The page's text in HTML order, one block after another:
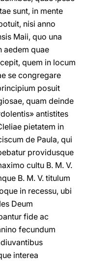
sunt, in mente
nisi anno
Maii, quo una
aedem quae
quem in locum
se congregare
posuit
quam deinde
antistites
pietatem in
de Paula, qui
providusque
cultu B. M. V.
B. M. V. titulum
in recessu, ubi
Deum
fide ac
fecundum
interea